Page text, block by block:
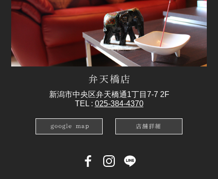
新潟市中央区弁天橋通1丁目7-7 2F
TEL : 025-384-4370